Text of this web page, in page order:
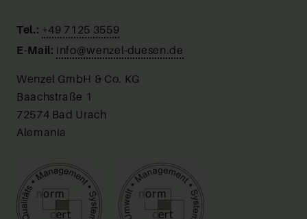
Tel.: +49 7125 3559
E-Mail: info@wenzel-duesen.de
Wenzel GmbH & Co. KG
Baachstraße 1
72574 Bad Urach
Alemania